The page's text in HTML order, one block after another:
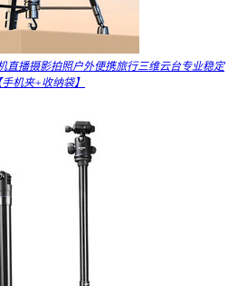
直播摄影拍照户外便携旅行三维云台专业稳定
机夹+收纳袋】